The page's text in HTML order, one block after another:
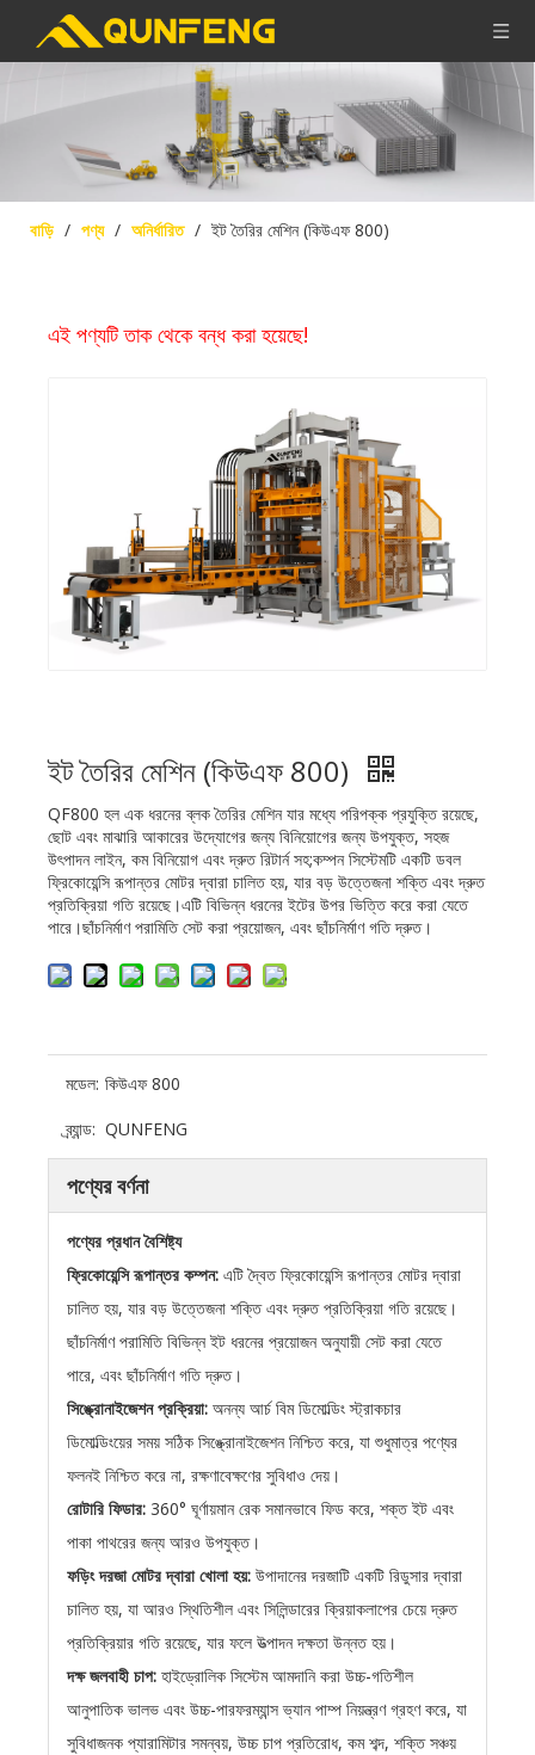
বাড়ি / পণ্য / অনির্ধারিত / ইট তৈরির মেশিন (কিউএফ 800)
এই পণ্যটি তাক থেকে বন্ধ করা হয়েছে!
ইট তৈরির মেশিন (কিউএফ 800)
QF800 হল এক ধরনের ব্লক তৈরির মেশিন যার মধ্যে পরিপক্ক প্রযুক্তি রয়েছে,
ছোট এবং মাঝারি আকারের উদ্যোগের জন্য বিনিয়োগের জন্য উপযুক্ত, সহজ
উৎপাদন লাইন, কম বিনিয়োগ এবং দ্রুত রিটার্ন সহ;কম্পন সিস্টেমটি একটি ডবল
ফ্রিকোয়েন্সি রূপান্তর মোটর দ্বারা চালিত হয়, যার বড় উত্তেজনা শক্তি এবং দ্রুত
প্রতিক্রিয়া গতি রয়েছে।এটি বিভিন্ন ধরনের ইটের উপর ভিত্তি করে করা যেতে
পারে।ছাঁচনির্মাণ পরামিতি সেট করা প্রয়োজন, এবং ছাঁচনির্মাণ গতি দ্রুত।
মডেল: কিউএফ 800
ব্র্যান্ড: QUNFENG
পণ্যের বর্ণনা
পণ্যের প্রধান বৈশিষ্ট্য
ফ্রিকোয়েন্সি রূপান্তর কম্পন: এটি দ্বৈত ফ্রিকোয়েন্সি রূপান্তর মোটর দ্বারা
চালিত হয়, যার বড় উত্তেজনা শক্তি এবং দ্রুত প্রতিক্রিয়া গতি রয়েছে।
ছাঁচনির্মাণ পরামিতি বিভিন্ন ইট ধরনের প্রয়োজন অনুযায়ী সেট করা যেতে
পারে, এবং ছাঁচনির্মাণ গতি দ্রুত।
সিঙ্ক্রোনাইজেশন প্রক্রিয়া: অনন্য আর্চ বিম ডিমোল্ডিং স্ট্রাকচার
ডিমোল্ডিংয়ের সময় সঠিক সিঙ্ক্রোনাইজেশন নিশ্চিত করে, যা শুধুমাত্র পণ্যের
ফলনই নিশ্চিত করে না, রক্ষণাবেক্ষণের সুবিধাও দেয়।
রোটারি ফিডার: 360° ঘূর্ণায়মান রেক সমানভাবে ফিড করে, শক্ত ইট এবং
পাকা পাথরের জন্য আরও উপযুক্ত।
ফড়িং দরজা মোটর দ্বারা খোলা হয়: উপাদানের দরজাটি একটি রিডুসার দ্বারা
চালিত হয়, যা আরও স্থিতিশীল এবং সিলিন্ডারের ক্রিয়াকলাপের চেয়ে দ্রুত
প্রতিক্রিয়ার গতি রয়েছে, যার ফলে উত্পাদন দক্ষতা উন্নত হয়।
দক্ষ জলবাহী চাপ: হাইড্রোলিক সিস্টেম আমদানি করা উচ্চ-গতিশীল
আনুপাতিক ভালভ এবং উচ্চ-পারফরম্যান্স ভ্যান পাম্প নিয়ন্ত্রণ গ্রহণ করে, যা
সুবিধাজনক প্যারামিটার সমন্বয়, উচ্চ চাপ প্রতিরোধ, কম শব্দ, শক্তি সঞ্চয়